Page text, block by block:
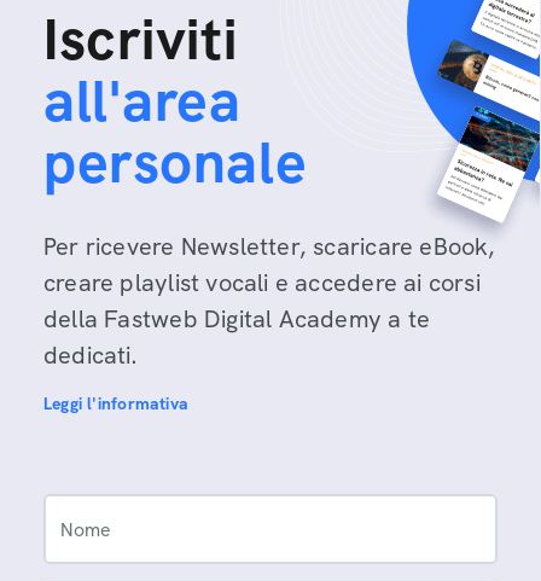
Iscriviti
all'area
personale
Per ricevere Newsletter, scaricare eBook,
creare playlist vocali e accedere ai corsi
della Fastweb Digital Academy a te
dedicati.
Leggi l'informativa
Nome